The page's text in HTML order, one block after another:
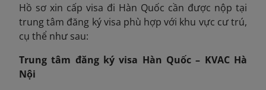
Hồ sơ xin cấp visa đi Hàn Quốc cần được nộp tại
trung tâm đăng ký visa phù hợp với khu vực cư trú,
cụ thể như sau:
Trung tâm đăng ký visa Hàn Quốc – KVAC Hà
Nội